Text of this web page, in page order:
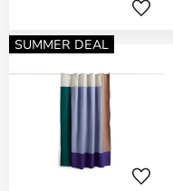
SUMMER DEAL